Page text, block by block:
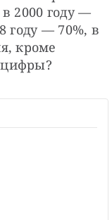
2000 году —
году — 70%, в
кроме
цифры?